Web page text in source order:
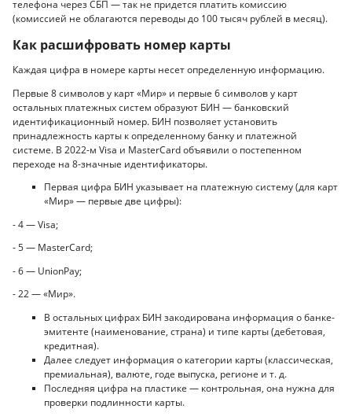
телефона через СБП — так не придется платить комиссию
(комиссией не облагаются переводы до 100 тысяч рублей в месяц).
Как расшифровать номер карты
Каждая цифра в номере карты несет определенную информацию.
Первые 8 символов у карт «Мир» и первые 6 символов у карт
остальных платежных систем образуют БИН — банковский
идентификационный номер. БИН позволяет установить
принадлежность карты к определенному банку и платежной
системе. В 2022-м Visa и MasterCard объявили о постепенном
переходе на 8-значные идентификаторы.
Первая цифра БИН указывает на платежную систему (для карт
«Мир» — первые две цифры):
- 4 — Visa;
- 5 — MasterCard;
- 6 — UnionPay;
- 22 — «Мир».
В остальных цифрах БИН закодирована информация о банке-
эмитенте (наименование, страна) и типе карты (дебетовая,
кредитная).
Далее следует информация о категории карты (классическая,
премиальная), валюте, годе выпуска, регионе и т. д.
Последняя цифра на пластике — контрольная, она нужна для
проверки подлинности карты.